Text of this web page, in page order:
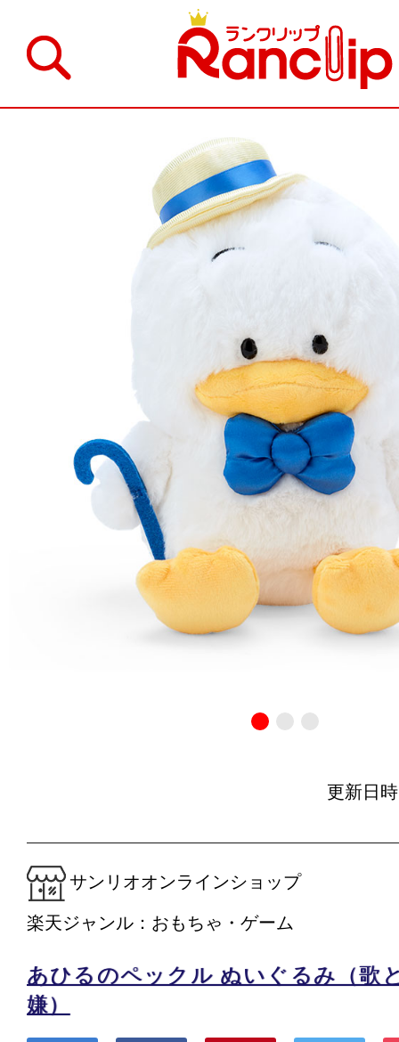
更新日
サンリオオンラインショップ
楽天ジャンル：おもちゃ・ゲーム
あひるのペックル ぬいぐるみ（歌
嫌）